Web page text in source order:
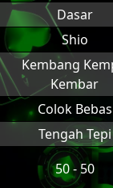
Dasar
Shio
Kembang
Kembar
Colok Bebas
Tengah Tepi
50 - 50